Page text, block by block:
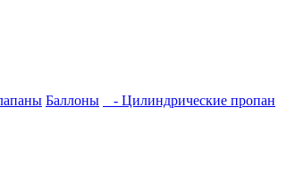
Баллоны
- Цилиндрические пропан